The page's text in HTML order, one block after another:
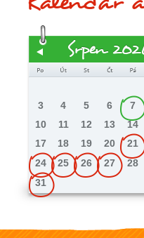
Srpen
3
4 5 6 7
10
11 12 13 14
17
18 19 20 21
24
25 26 27 28
31